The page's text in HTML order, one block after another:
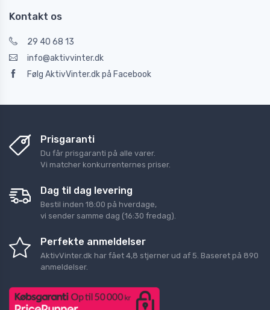
Kontakt os
29 40 68 13
info@aktivvinter.dk
Følg AktivVinter.dk på Facebook
Prisgaranti
Du får prisgaranti på alle varer.
Vi matcher konkurrenternes priser.
Dag til dag levering
Bestil inden 18:00 på hverdage,
vi sender samme dag (16:30 fredag).
Perfekte anmeldelser
AktivVinter.dk har fået 4,8 stjerner ud af 5 . Baseret på 890
anmeldelser.